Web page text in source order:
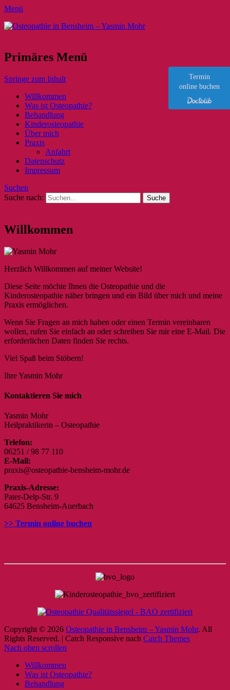
Menü
Osteopathie in
Primäres Menü
Springe zum Inhalt
Willkommen
Was ist Osteopathie?
Behandlung
Kinderosteopathie
Über mich
Praxis
Anfahrt
Datenschutz
Impressum
Suchen
Suche nach:
Willkommen
Herzlich Willkommen auf meiner Website!
Diese Seite möchte Ihnen die Osteopathie und die
Kinderosteopathie näher bringen und ein Bild über mich und meine
Praxis ermöglichen.
Wenn Sie Fragen an mich haben oder einen Termin vereinbaren
wollen, rufen Sie einfach an oder schreiben Sie mir eine E-Mail. Die
erforderlichen Daten finden Sie rechts.
Viel Spaß beim Stöbern!
Ihre Yasmin Mohr
Kontaktieren Sie mich
Yasmin Mohr
Heilpraktikerin – Osteopathie
Telefon:
06251 / 98 77 110
E-Mail:
praxis@osteopathie-bensheim-mohr.de
Praxis-Adresse:
Pater-Delp-Str. 9
64625 Bensheim-Auerbach
>> Termin online buchen
Termin
online buchen
Copyright © 2026 Osteopathie in Bensheim – Yasmin Mohr. All
Rights Reserved. | Catch Responsive nach Catch Themes
Nach oben scrollen
Willkommen
Was ist Osteopathie?
Behandlung